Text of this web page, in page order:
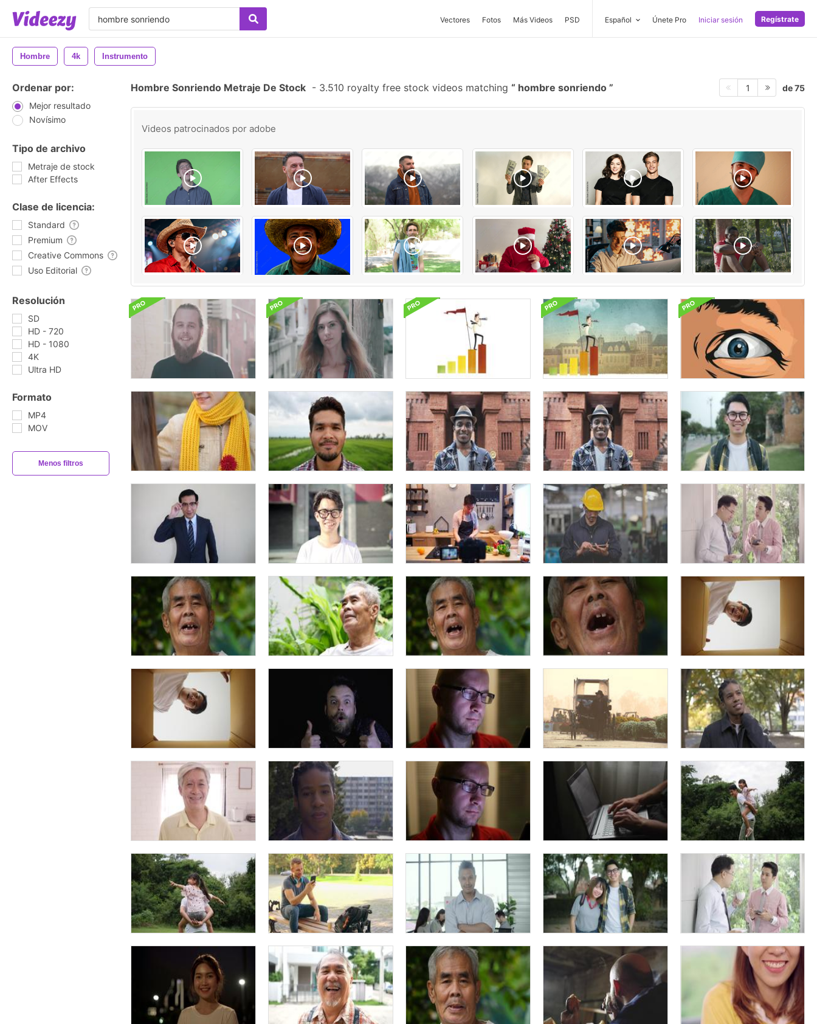
Vectores Fotos Más Videos PSD Español Únete Pro Iniciar sesión Regístrate
Hombre 4k Instrumento
Ordenar por:
Mejor resultado
Novísimo
Tipo de archivo
Metraje de stock
After Effects
Clase de licencia:
Standard
Premium
Creative Commons
Uso Editorial
Resolución
SD
HD - 720
HD - 1080
4K
Ultra HD
Formato
MP4
MOV
Menos filtros
Hombre Sonriendo Metraje De Stock - 3.510 royalty free stock videos matching hombre sonriendo 1 de 75
Videos patrocinados por adobe